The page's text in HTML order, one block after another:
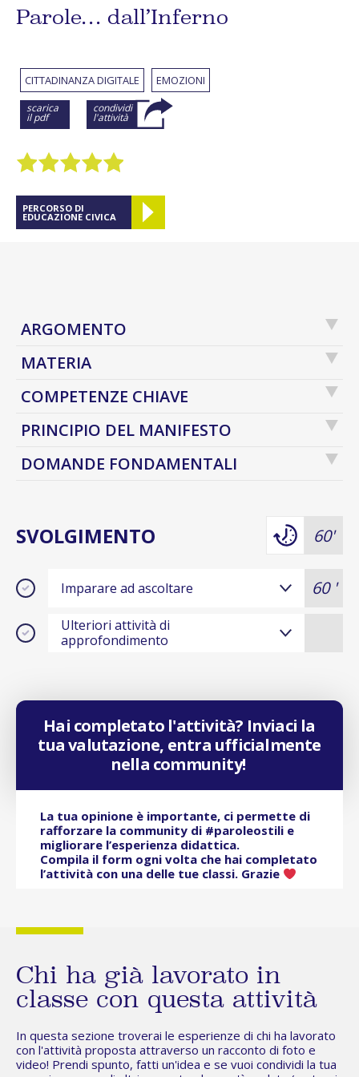
Parole… dall’Inferno
CITTADINANZA DIGITALE EMOZIONI
scarica
il pdf
condividi
l'attività
PERCORSO DI
EDUCAZIONE CIVICA
ARGOMENTO
MATERIA
COMPETENZE CHIAVE
PRINCIPIO DEL MANIFESTO
DOMANDE FONDAMENTALI
SVOLGIMENTO 60'
Imparare ad ascoltare
Ulteriori attività di
approfondimento
Hai completato l'attività? Inviaci la
tua valutazione, entra ufficialmente
nella community!
La tua opinione è importante, ci permette di
rafforzare la community di #paroleostili e
migliorare l’esperienza didattica.
Compila il form ogni volta che hai completato
l’attività con una delle tue classi. Grazie
Chi ha già lavorato in
classe con questa attività
In questa sezione troverai le esperienze di chi ha lavorato
con l'attività proposta attraverso un racconto di foto e
video! Prendi spunto, fatti un'idea e se vuoi condividi la tua